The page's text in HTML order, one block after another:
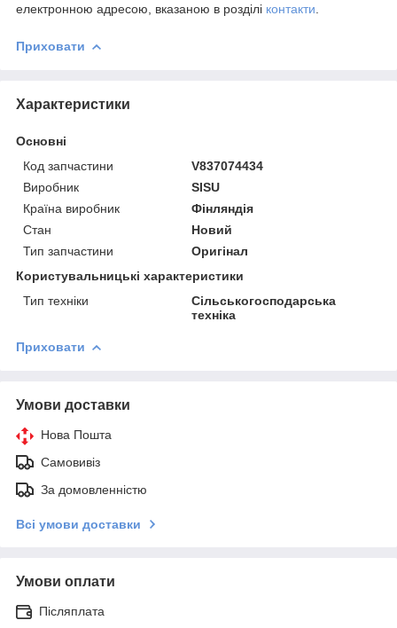
електронною адресою, вказаною в розділі контакти
Приховати
Характеристики
Основні
Код запчастини
V837074434
Виробник
SISU
Країна виробник
Фінляндія
Стан
Новий
Тип запчастини
Оригінал
Користувальницькі характеристики
Тип техніки
Сільськогосподарська
техніка
Приховати
Умови доставки
Нова Пошта
Самовивіз
За домовленністю
Всі умови доставки
Умови оплати
Післяплата